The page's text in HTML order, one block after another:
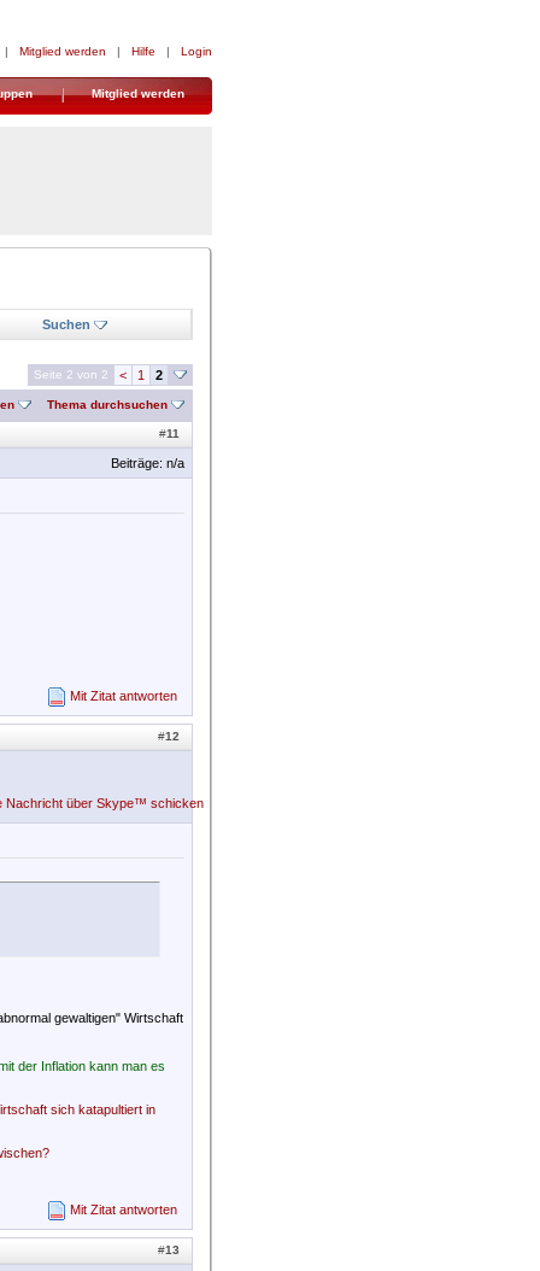
Mitglied werden | Hilfe | Login
Mitglied werden
Suchen
Seite 2 von 2 < 1 2
Thema durchsuchen
#11
Beiträge: n/a
Mit Zitat antworten
#12
gewaltigen" Wirtschaft
der Inflation kann man es
sich katapultiert in
Mit Zitat antworten
#13